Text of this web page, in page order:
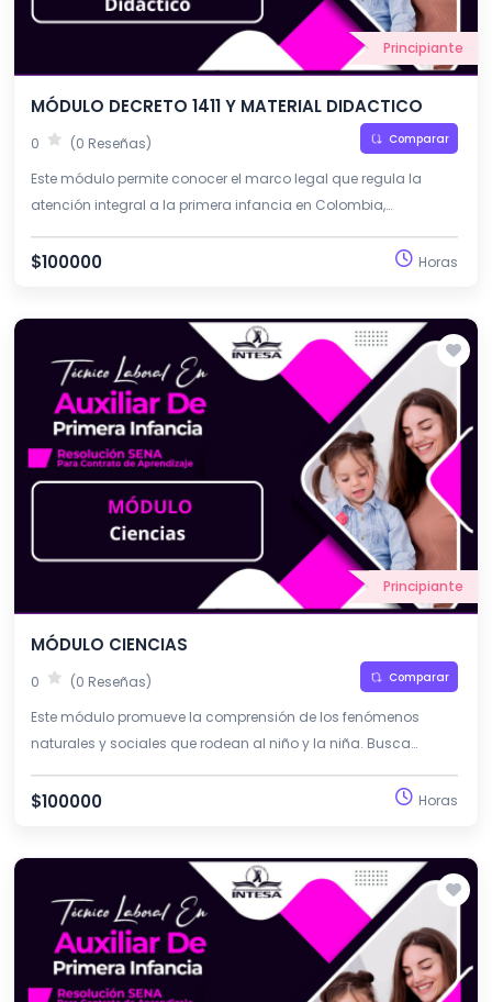
Principiante
MÓDULO DECRETO 1411 Y MATERIAL DIDACTICO
0 (0 Reseñas) Comparar
Este módulo permite conocer el marco legal que regula la
atención integral a la primera infancia en Colombia,
diseño y uso del material didáctico como apoyo al proceso
$100000 Horas
Principiante
MÓDULO CIENCIAS
0 (0 Reseñas) Comparar
Este módulo promueve la comprensión de los fenómenos
naturales y sociales que rodean al niño y la niña. Busca
del aprendizaje en la primera infancia.
$100000 Horas